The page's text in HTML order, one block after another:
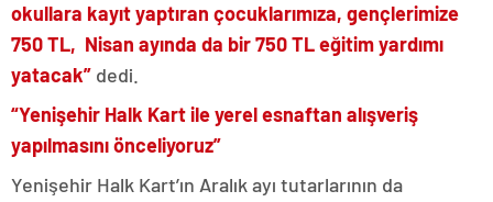
okullara kayıt yaptıran çocuklarımıza, gençlerimize
750 TL, Nisan ayında da bir 750 TL eğitim yardımı
yatacak” dedi.
“Yenişehir Halk Kart ile yerel esnaftan alışveriş
yapılmasını önceliyoruz”
Yenişehir Halk Kart’ın Aralık ayı tutarlarının da